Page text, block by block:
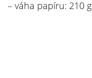
– váha papíru: 210 g